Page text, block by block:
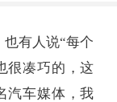
有人说“每个
很凑巧的，这
汽车媒体，我